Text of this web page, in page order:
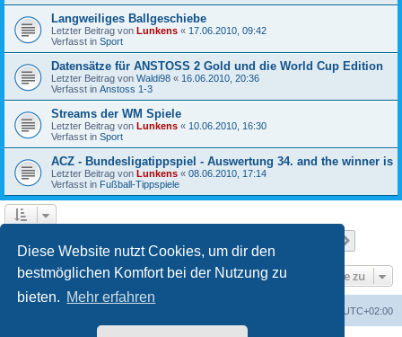
Diese Website nutzt Cookies, um dir den
bestmöglichen Komfort bei der Nutzung zu
bieten. Mehr erfahren
Langweiliges Ballgeschiebe
Letzter Beitrag von Lunkens « 17.06.2010, 09:42
Verfasst in Sport
Datensätze für ANSTOSS 2 Gold und die World Cup Edition
Letzter Beitrag von Waldi98 « 16.06.2010, 20:36
Verfasst in Anstoss 1-3
Streams der WM Spiele
Letzter Beitrag von Lunkens « 10.06.2010, 16:30
Verfasst in Sport
ACZ - Bundesligatippspiel - Auswertung 34. and the winner is
Letzter Beitrag von Lunkens « 08.06.2010, 17:14
Verfasst in Fußball-Tippspiele
Gehe zu
UTC+02:00